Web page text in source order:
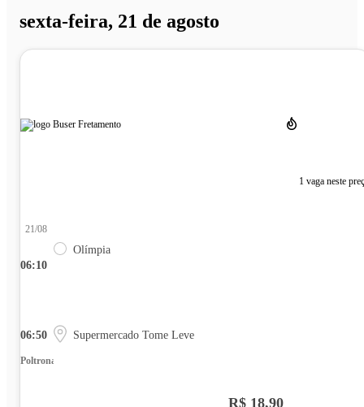
sexta-feira, 21 de agosto
1 vaga neste
06:10
21/08
Olímpia
06:50 Supermercado Tome Leve
Poltrona
R$ 18,90